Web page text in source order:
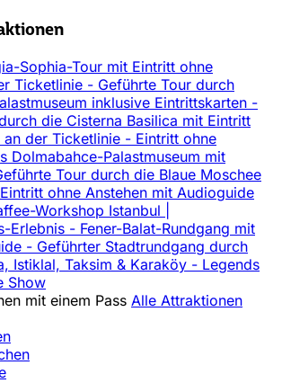
Sophia-Tour mit Eintritt ohne
Ticketlinie - Geführte Tour durch
inklusive Eintrittskarten -
die Cisterna Basilica mit Eintritt
an der Ticketlinie - Eintritt ohne
Dolmabahce-Palastmuseum mit
Tour durch die Blaue Moschee
ohne Anstehen mit Audioguide
Workshop Istanbul |
Erlebnis - Fener-Balat-Rundgang mit
- Geführter Stadtrundgang durch
Istiklal, Taksim & Karaköy - Legends
Show
mit einem Pass Alle Attraktionen